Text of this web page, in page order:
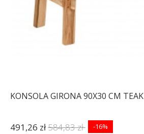
KONSOLA GIRONA 90X30 CM TEAK
491,26 zł584,83 zł -16%